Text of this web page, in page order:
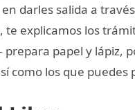
darles salida a
explicamos los
papel y lápiz,
como los que